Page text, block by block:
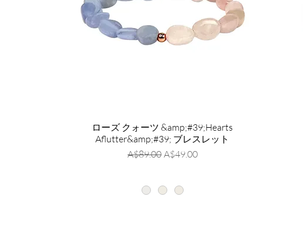
ローズ クォーツ &amp;#39;Hearts
Aflutter&amp;#39; ブレスレット
通常価格
A$89.00 セール価格
A$49.00